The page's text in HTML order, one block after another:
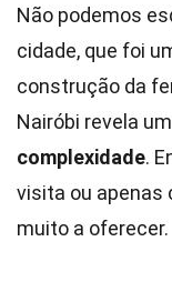
Não podemos
cidade, que foi
construção da
Nairóbi revela
complexidade.
visita ou apenas
muito a oferecer.